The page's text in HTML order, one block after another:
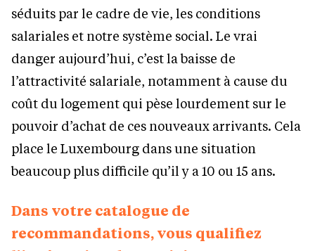
séduits par le cadre de vie, les conditions
salariales et notre système social. Le vrai
danger aujourd’hui, c’est la baisse de
l’attractivité salariale, notamment à cause du
coût du logement qui pèse lourdement sur le
pouvoir d’achat de ces nouveaux arrivants. Cela
place le Luxembourg dans une situation
beaucoup plus difficile qu’il y a 10 ou 15 ans.
Dans votre catalogue de
recommandations, vous qualifiez